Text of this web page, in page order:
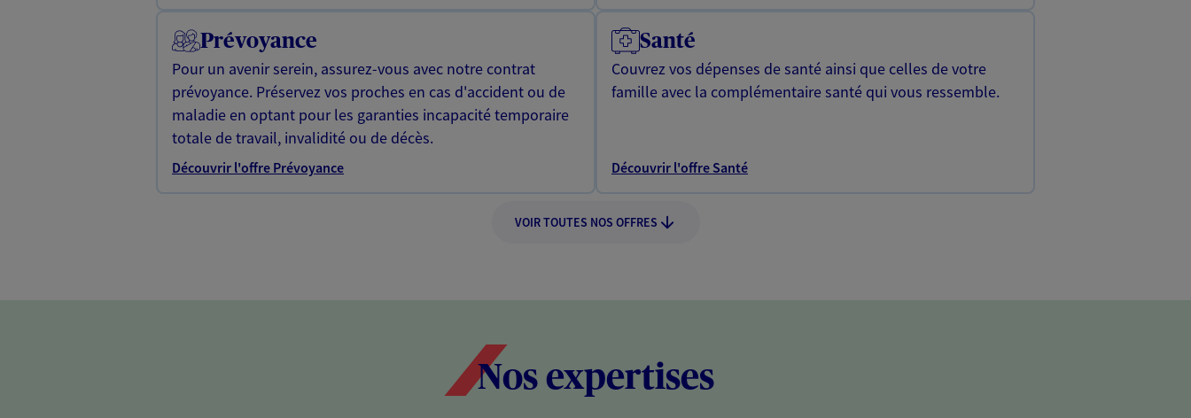
Prévoyance
Pour un avenir serein, assurez-vous avec notre contrat
prévoyance. Préservez vos proches en cas d'accident ou de
maladie en optant pour les garanties incapacité temporaire
totale de travail, invalidité ou de décès.
Découvrir l'offre Prévoyance
Santé
Couvrez vos dépenses de santé ainsi que celles de votre
famille avec la complémentaire santé qui vous ressemble.
Découvrir l'offre Santé
VOIR TOUTES NOS OFFRES
Nos expertises